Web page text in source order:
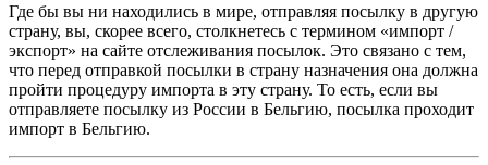
Где бы вы ни находились в мире, отправляя посылку в другую
страну, вы, скорее всего, столкнетесь с термином «импорт /
экспорт» на сайте отслеживания посылок. Это связано с тем,
что перед отправкой посылки в страну назначения она должна
пройти процедуру импорта в эту страну. То есть, если вы
отправляете посылку из России в Бельгию, посылка проходит
импорт в Бельгию.